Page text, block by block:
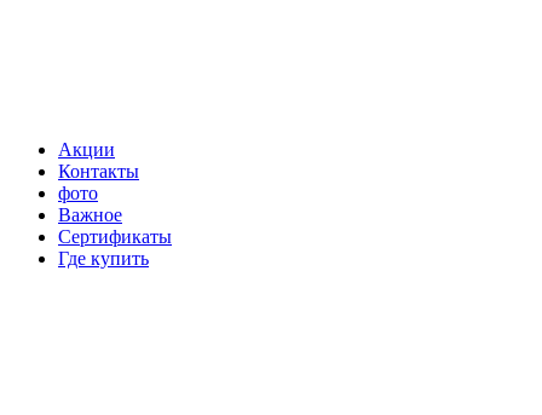
Акции
Контакты
фото
Важное
Сертификаты
Где купить